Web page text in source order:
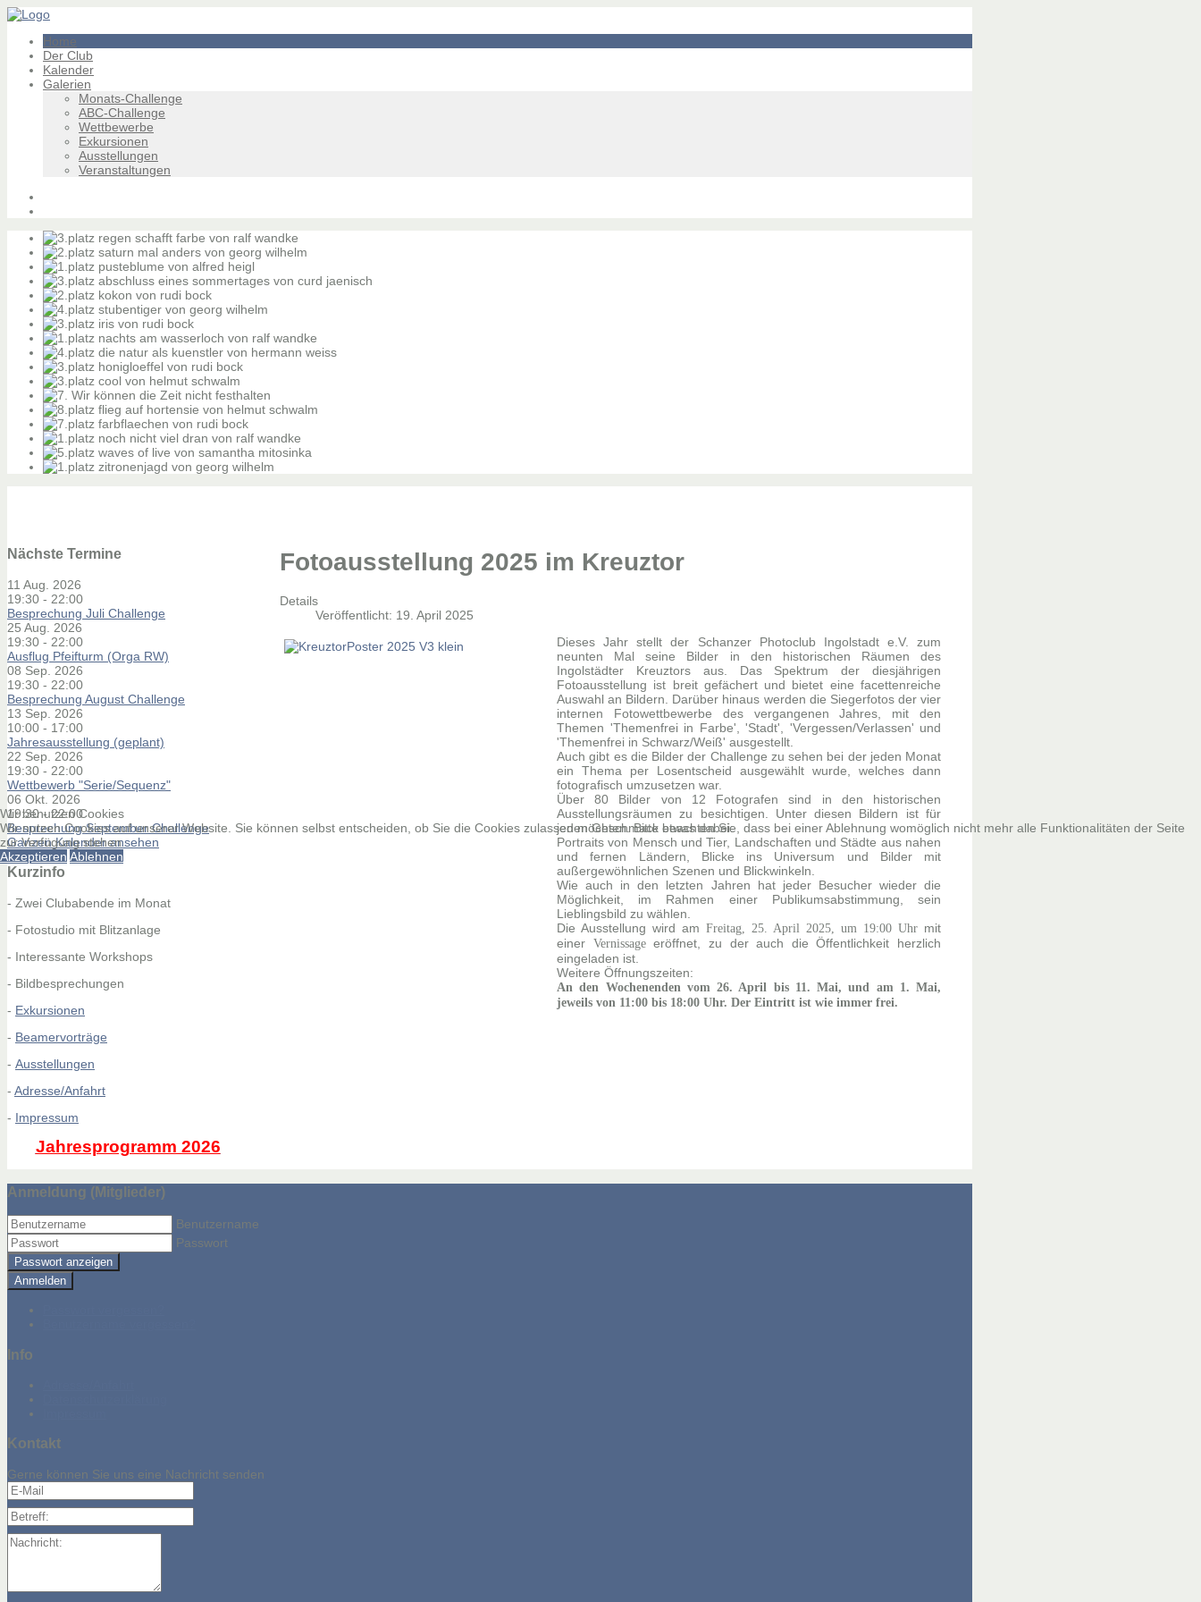
Home
Der Club
Kalender
Galerien
Monats-Challenge
ABC-Challenge
Wettbewerbe
Exkursionen
Ausstellungen
Veranstaltungen
Nächste Termine
11 Aug. 2026
19:30 - 22:00
Besprechung Juli Challenge
25 Aug. 2026
19:30 - 22:00
Ausflug Pfeifturm (Orga RW)
08 Sep. 2026
19:30 - 22:00
Besprechung August Challenge
13 Sep. 2026
10:00 - 17:00
Jahresausstellung (geplant)
22 Sep. 2026
19:30 - 22:00
Wettbewerb "Serie/Sequenz"
06 Okt. 2026
19:30-22:00
Besprechung September Challenge
Ganzen Kalender ansehen
Kurzinfo
- Zwei Clubabende im Monat
- Fotostudio mit Blitzanlage
- Interessante Workshops
- Bildbesprechungen
- Exkursionen
- Beamervorträge
- Ausstellungen
- Adresse/Anfahrt
- Impressum
Jahresprogramm 2026
Fotoausstellung 2025 im Kreuztor
Details
Veröffentlicht: 19. April 2025
Dieses Jahr stellt der Schanzer Photoclub Ingolstadt e.V. zum
neunten Mal seine Bilder in den historischen Räumen des
Ingolstädter Kreuztors aus. Das Spektrum der diesjährigen
Fotoausstellung ist breit gefächert und bietet eine facettenreiche
Auswahl an Bildern. Darüber hinaus werden die Siegerfotos der vier
internen Fotowettbewerbe des vergangenen Jahres, mit den
Themen 'Themenfrei in Farbe', 'Stadt', 'Vergessen/Verlassen' und
'Themenfrei in Schwarz/Weiß' ausgestellt.
Auch gibt es die Bilder der Challenge zu sehen bei der jeden Monat
ein Thema per Losentscheid ausgewählt wurde, welches dann
fotografisch umzusetzen war.
Über 80 Bilder von 12 Fotografen sind in den historischen
Ausstellungsräumen zu besichtigen. Unter diesen Bildern ist für
jeden Geschmack etwas dabei:
Portraits von Mensch und Tier, Landschaften und Städte aus nahen
und fernen Ländern, Blicke ins Universum und Bilder mit
außergewöhnlichen Szenen und Blickwinkeln.
Wie auch in den letzten Jahren hat jeder Besucher wieder die
Möglichkeit, im Rahmen einer Publikumsabstimmung, sein
Lieblingsbild zu wählen.
Die Ausstellung wird am Freitag, 25. April 2025, um 19:00 Uhr mit
einer Vernissageeröffnet, zu der auch die Öffentlichkeit herzlich
eingeladen ist.
Weitere Öffnungszeiten:
An den Wochenenden vom 26. April bis 11. Mai, und am 1. Mai,
jeweils von 11:00 bis 18:00 Uhr. Der Eintritt ist wie immer frei.
Anmeldung (Mitglieder)
Benutzername
Passwort
Passwort anzeigen
Anmelden
Info
Kontakt
Gerne können Sie uns eine Nachricht senden
E-Mail
Betreff:
Nachricht:
Wir benutzen Cookies
Wir nutzen Cookies auf unserer Website. Sie können selbst entscheiden, ob Sie die Cookies zulassen möchten. Bitte beachten Sie, dass bei einer Ablehnung womöglich nicht mehr alle Funktionalitäten der Seite
zur Verfügung stehen
Akzeptieren Ablehnen